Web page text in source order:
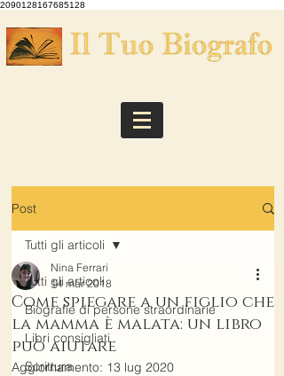
2090128167685128
Post
Tutti gli articoli
Biografie di persone straordinarie
Libri consigliati
Scrittura
Tutti gli articoli
Come spiegare a un figlio che
la mamma è malata: un libro
può aiutare
Nina Ferrari
14 mar 2018
Aggiornamento: 13 lug 2020